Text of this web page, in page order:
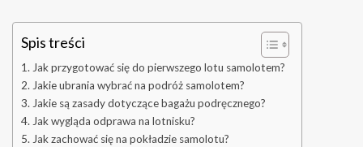
Spis treści
Jak przygotować się do pierwszego lotu samolotem?
Jakie ubrania wybrać na podróż samolotem?
Jakie są zasady dotyczące bagażu podręcznego?
Jak wygląda odprawa na lotnisku?
Jak zachować się na pokładzie samolotu?